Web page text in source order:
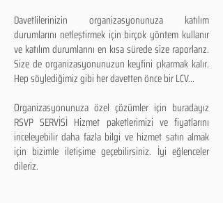
Davetlilerinizin organizasyonunuza katılım
durumlarını netleştirmek için birçok yöntem kullanır
ve katılım durumlarını en kısa sürede size raporlarız.
Size de organizasyonunuzun keyfini çıkarmak kalır.
Hep söylediğimiz gibi her davetten önce bir LCV...
Organizasyonunuza özel çözümler için buradayız
RSVP SERVİSİ Hizmet paketlerimizi ve fiyatlarını
inceleyebilir daha fazla bilgi ve hizmet satın almak
için bizimle iletişime geçebilirsiniz. İyi eğlenceler
dileriz.